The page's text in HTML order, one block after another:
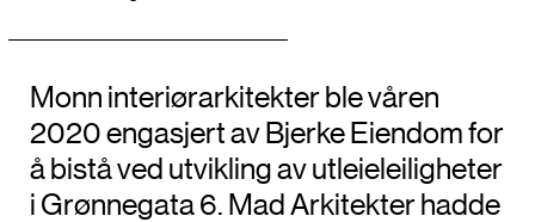
Monn interiørarkitekter ble våren
2020 engasjert av Bjerke Eiendom for
å bistå ved utvikling av utleieleiligheter
i Grønnegata 6. Mad Arkitekter hadde